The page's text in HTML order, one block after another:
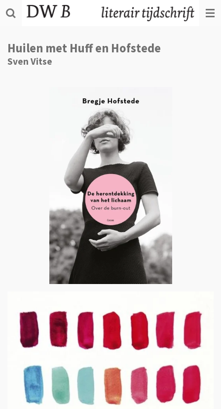
Ga
direct
de
hoofdinhoud
Huilen met Huff en Hofstede
Sven Vitse